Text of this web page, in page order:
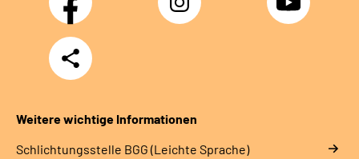
Teilen
Weitere wichtige Informationen
Schlich­tungs­stel­le BGG (Leichte Sprache)